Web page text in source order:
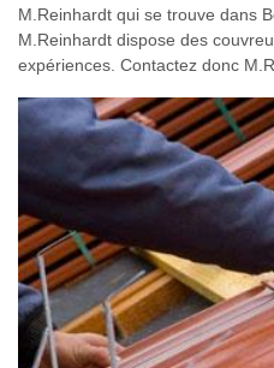
M.Reinhardt qui se trouve dans
M.Reinhardt dispose des
expériences. Contactez donc